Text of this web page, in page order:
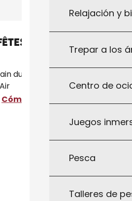
Relajación y
Trepar a los
Centro de
Juegos
Pesca
Talleres de
de Saint-
du Bel air, Saint-
Cómo llegar